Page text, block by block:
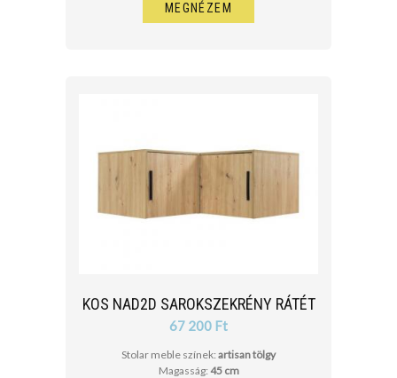
MEGNÉZEM
KOS NAD2D SAROKSZEKRÉNY RÁTÉT
67 200 Ft
Stolar meble színek: artisan tölgy
Magasság: 45 cm